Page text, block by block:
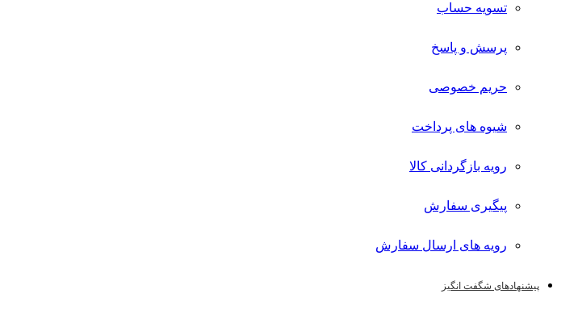
تسویه حساب
پرسش و پاسخ
حریم خصوصی
شیوه های پرداخت
رویه بازگردانی کالا
پیگیری سفارش
رویه های ارسال سفارش
پیشنهادهای شگفت انگیز